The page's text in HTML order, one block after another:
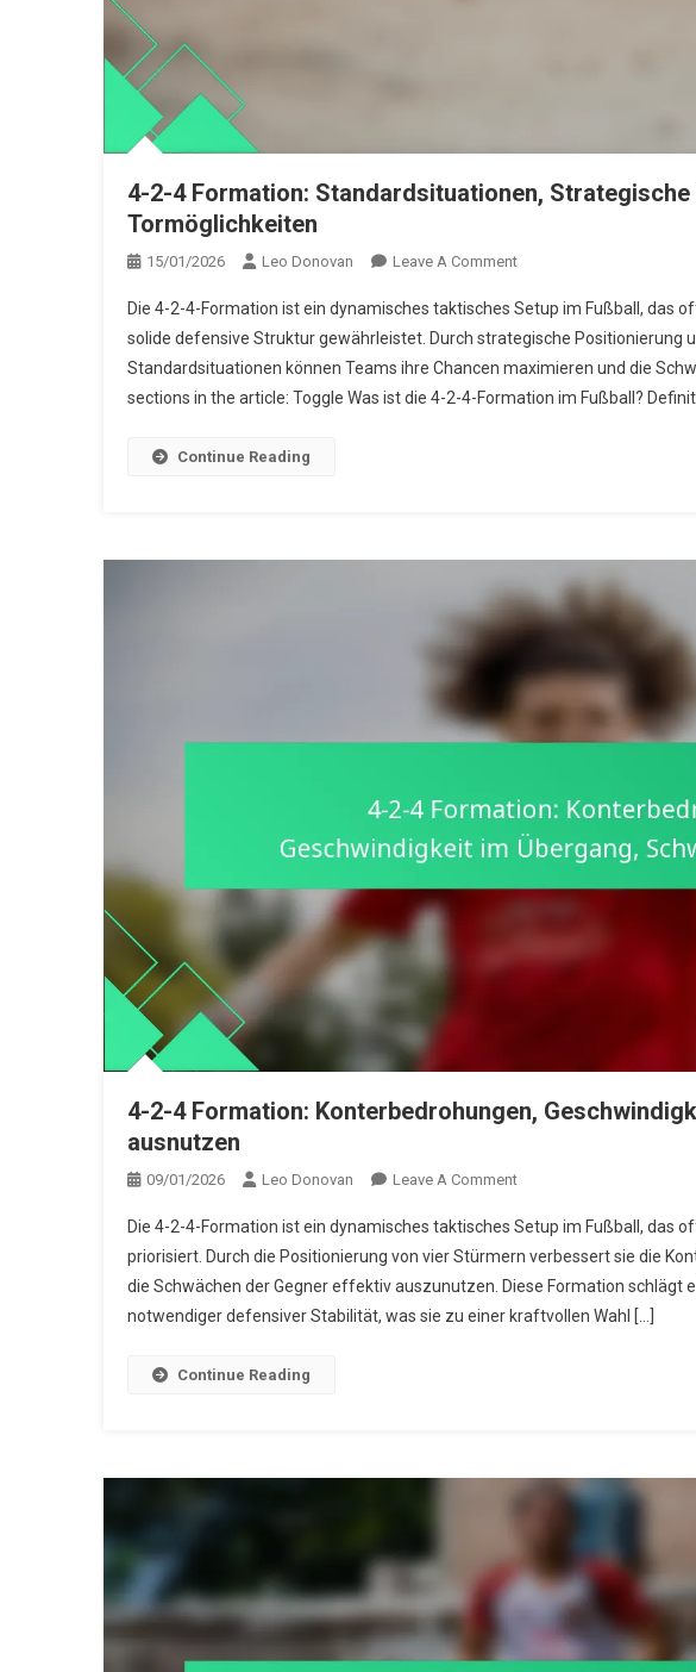
4-2-4 Formation: Standardsituationen,
Tormöglichkeiten
15/01/2026 Leo Donovan Leave A CommentOn
2-
4
Formation:
Standardsituationen,
Die 4-2-4-Formation ist ein dynamisches taktisches Setup im Fußball, das
solide defensive Struktur gewährleistet. Durch strategische Positionierung
Standardsituationen können Teams ihre Chancen maximieren und die
sections in the article: Toggle Was ist die 4-2-4-Formation im Fußball?
Continue Reading
4-2-4 Formation: Konterbedrohungen,
ausnutzen
09/01/2026 Leo Donovan Leave A CommentOn
2-
4
Formation:
Konterbedrohungen,
Die 4-2-4-Formation ist ein dynamisches taktisches Setup im Fußball, das
priorisiert. Durch die Positionierung von vier Stürmern verbessert sie die
die Schwächen der Gegner effektiv auszunutzen. Diese Formation schlägt
notwendiger defensiver Stabilität, was sie zu einer kraftvollen Wahl […]
Continue Reading